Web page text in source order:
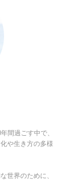
間過ごす中で、
や生き方の多様
世界のために、